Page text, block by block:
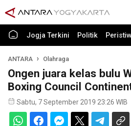
Jogja Terkini Politik
ANTARA Olahraga
Ongen juara kelas bulu
Boxing Council
Sabtu, 7 September 2019 23:26 WIB